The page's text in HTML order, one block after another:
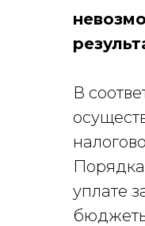
В
уплате